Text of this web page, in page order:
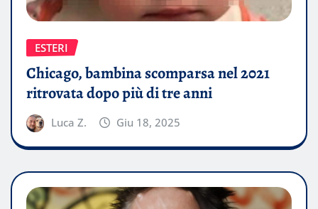
ESTERI
Chicago, bambina scomparsa nel 2021
ritrovata dopo più di tre anni
Luca Z. Giu 18, 2025